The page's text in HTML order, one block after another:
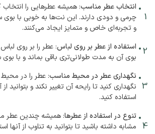
انتخاب عطر مناسب: همیشه عطرهایی را
چرمی و دودی دارند. این نت‌ها به خوبی با بوی
و تجربه‌ای خاص و متمایز ایجاد می‌کنند.
استفاده از عطر بر روی لباس: عطر را بر روی
بوی آن به مدت طولانی‌تری باقی بماند و با
نگهداری عطر در محیط مناسب: عطر را در
نگهداری کنید تا رایحه آن تغییر نکند و بتوانید
استفاده کنید.
تنوع در استفاده از عطرها: همیشه چندین عطر
مشابه داشته باشید تا بتوانید به تناوب از آنها